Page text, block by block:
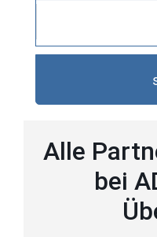
Alle
bei